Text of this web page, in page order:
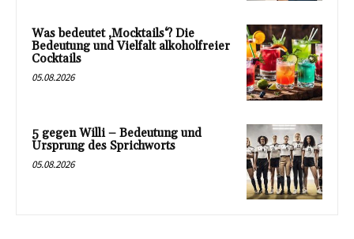
Was bedeutet ‚Mocktails‘? Die
Bedeutung und Vielfalt alkoholfreier
Cocktails
05.08.2026
5 gegen Willi – Bedeutung und
Ursprung des Sprichworts
05.08.2026